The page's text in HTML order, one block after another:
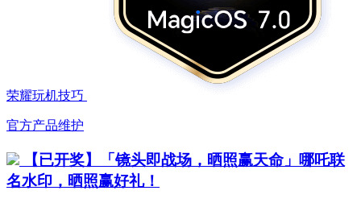
荣耀玩机技巧
官方产品维护
【已开奖】「镜头即战场，晒照赢天命」哪吒联
名水印，晒照赢好礼！